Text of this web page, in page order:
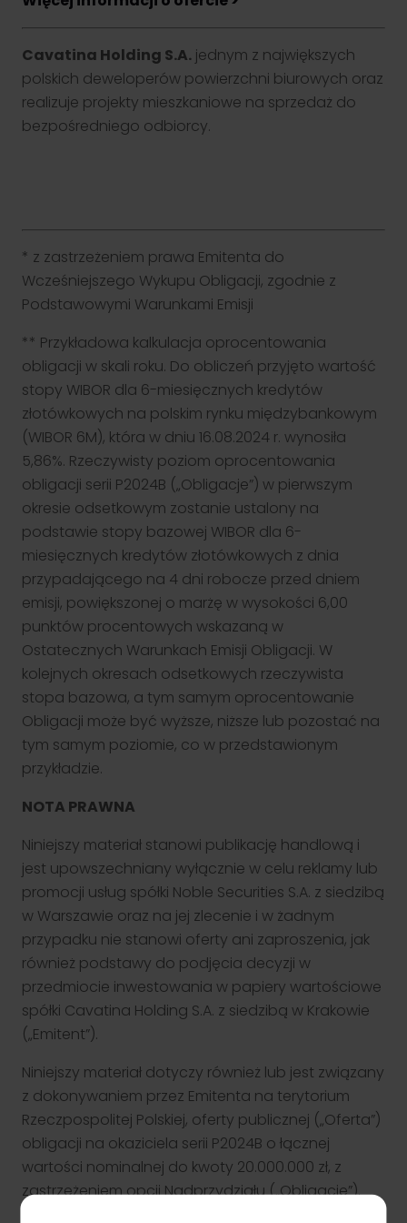
obligacji i akcji – na rynku publicznym i prywatnym. Kompleksowa
Przejdź
Klient TGE
Zapewniamy profesjonalną obsługę uczestników rynku energii i
towarów giełdowych. Nasze wsparcie obejmuje zarówno
doradztwo, jak i rozwiązania techniczne.
Przejdź
Nasze oddziały
Formularz kontaktowy
Grupa kapitałowa
Blog NS
Cykl edukacyjny - Inwestowanie od podstaw. Zobacz odcinki!
Cavatina Holding S.A. jednym z największych
polskich deweloperów powierzchni biurowych oraz
realizuje projekty mieszkaniowe na sprzedaż do
bezpośredniego odbiorcy.
* z zastrzeżeniem prawa Emitenta do
Wcześniejszego Wykupu Obligacji, zgodnie z
Podstawowymi Warunkami Emisji
** Przykładowa kalkulacja oprocentowania
obligacji w skali roku. Do obliczeń przyjęto wartość
stopy WIBOR dla 6-miesięcznych kredytów
złotówkowych na polskim rynku międzybankowym
(WIBOR 6M), która w dniu 16.08.2024 r. wynosiła
5,86%. Rzeczywisty poziom oprocentowania
obligacji serii P2024B („Obligacje”) w pierwszym
okresie odsetkowym zostanie ustalony na
podstawie stopy bazowej WIBOR dla 6-
miesięcznych kredytów złotówkowych z dnia
przypadającego na 4 dni robocze przed dniem
emisji, powiększonej o marżę w wysokości 6,00
punktów procentowych wskazaną w
Ostatecznych Warunkach Emisji Obligacji. W
kolejnych okresach odsetkowych rzeczywista
stopa bazowa, a tym samym oprocentowanie
Obligacji może być wyższe, niższe lub pozostać na
tym samym poziomie, co w przedstawionym
przykładzie.
NOTA PRAWNA
Niniejszy materiał stanowi publikację handlową i
jest upowszechniany wyłącznie w celu reklamy lub
promocji usług spółki Noble Securities S.A. z siedzibą
w Warszawie oraz na jej zlecenie i w żadnym
przypadku nie stanowi oferty ani zaproszenia, jak
również podstawy do podjęcia decyzji w
przedmiocie inwestowania w papiery wartościowe
spółki Cavatina Holding S.A. z siedzibą w Krakowie
(„Emitent”).
Niniejszy materiał dotyczy również lub jest związany
z dokonywaniem przez Emitenta na terytorium
Rzeczpospolitej Polskiej, oferty publicznej („Oferta”)
obligacji na okaziciela serii P2024B o łącznej
wartości nominalnej do kwoty 20.000.000 zł, z
zastrzeżeniem opcji Nadprzydziału („Obligacje”).